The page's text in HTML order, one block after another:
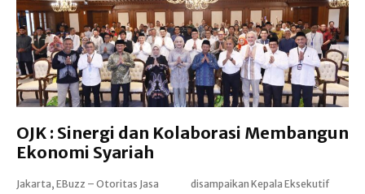
OJK : Sinergi dan Kolaborasi Membangun
Ekonomi Syariah
Jakarta, EBuzz – Otoritas Jasa
disampaikan Kepala Eksekutif